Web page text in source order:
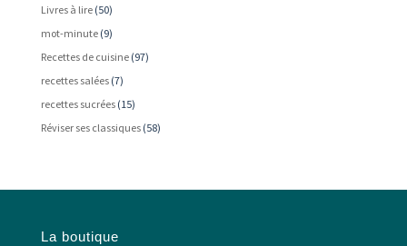
Livres à lire(50)
mot-minute(9)
Recettes de cuisine(97)
recettes salées(7)
recettes sucrées(15)
Réviser ses classiques(58)
La boutique